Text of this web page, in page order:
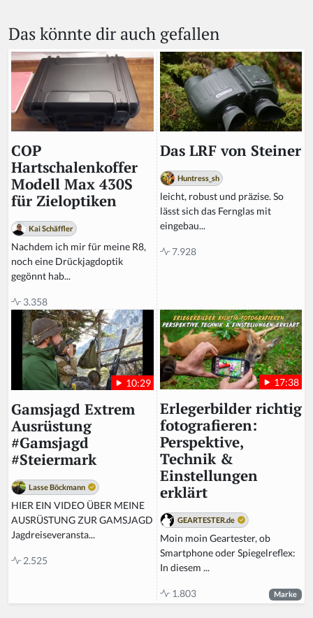
Das könnte dir auch gefallen
COP
Hartschalenkoffer
Modell Max 430S
für Zieloptiken
Kai Schäffler
Nachdem ich mir für meine R8,
noch eine Drückjagdoptik
gegönnt hab...
3.358
Das LRF von Steiner
Huntress_sh
leicht, robust und präzise. So
lässt sich das Fernglas mit
eingebau...
7.928
10:29
Gamsjagd Extrem
Ausrüstung
#Gamsjagd
#Steiermark
Lasse Böckmann
HIER EIN VIDEO ÜBER MEINE
AUSRÜSTUNG ZUR GAMSJAGD
Jagdreiseveransta...
2.525
17:38
Erlegerbilder richtig
fotografieren:
Perspektive,
Technik &
Einstellungen
erklärt
GEARTESTER.de
Moin moin Geartester, ob
Smartphone oder Spiegelreflex:
In diesem ...
1.803 Marke